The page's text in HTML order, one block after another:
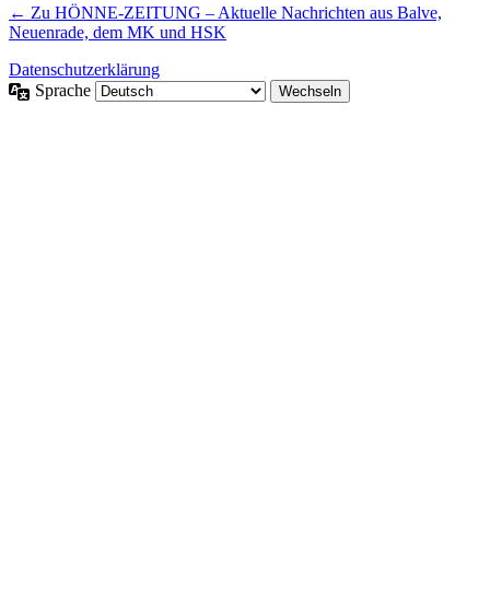
← Zu HÖNNE-ZEITUNG – Aktuelle Nachrichten aus Balve,
Neuenrade, dem MK und HSK
Datenschutzerklärung
Sprache